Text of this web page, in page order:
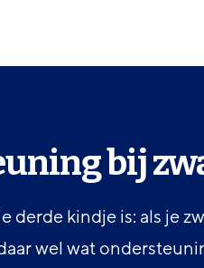
bij
derde kindje is: als je
wel wat